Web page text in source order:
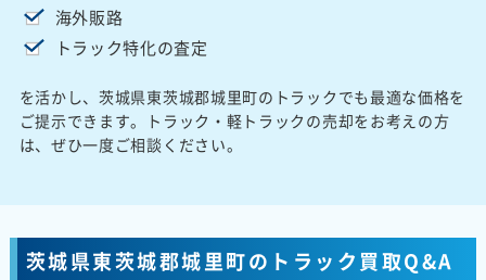
海外販路
トラック特化の査定
を活かし、茨城県東茨城郡城里町のトラックでも最適な価格を
ご提示できます。トラック・軽トラックの売却をお考えの方
は、ぜひ一度ご相談ください。
茨城県東茨城郡城里町のトラック買取Q&A